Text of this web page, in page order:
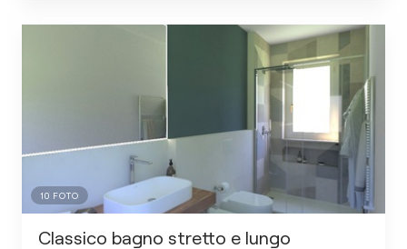
10 FOTO
Classico bagno stretto e lungo